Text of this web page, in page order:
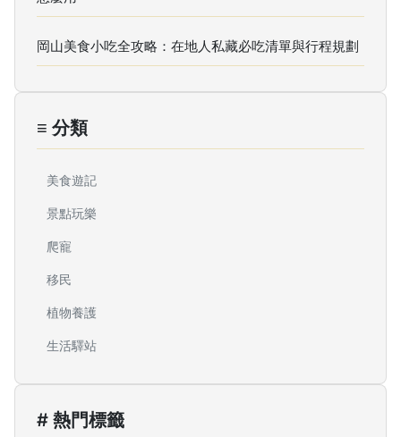
岡山美食小吃全攻略：在地人私藏必吃清單與行程規劃
≡ 分類
美食遊記
景點玩樂
爬寵
移民
植物養護
生活驛站
# 熱門標籤